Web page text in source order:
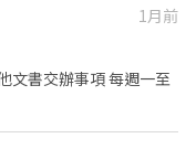
10分鐘 🔍休假制度：周
到20:00 日班 時薪220
』詢問 ☎電話：湯
lin.ee/93cQwnn
太陽🌞） •上班時間：
：新北市板橋區華江
穩定，不拖欠！ ⚠️需
上（依出勤天數與能
1月前
文書交辦事項 每週一至